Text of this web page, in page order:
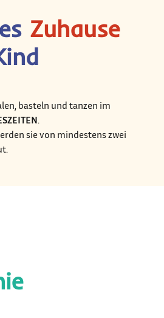
Zuhause
basteln und tanzen im
.
sie von mindestens zwei